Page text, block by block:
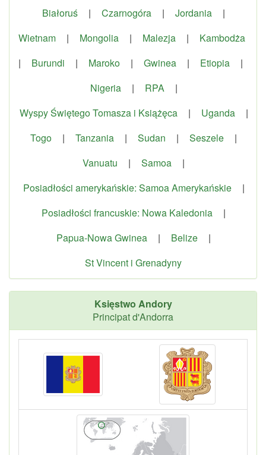
Białoruś
| Czarnogóra | Jordania
|
Wietnam
| Mongolia | Malezja |
Kambodża
|
Burundi | Maroko | Gwinea | Etiopia
|
Nigeria
| RPA
|
Wyspy Świętego Tomasza i Książęca
| Uganda
|
Togo
| Tanzania | Sudan | Seszele
|
Vanuatu
| Samoa
|
Posiadłości amerykańskie: Samoa Amerykańskie
|
Posiadłości francuskie: Nowa Kaledonia
|
Papua-Nowa Gwinea
| Belize
|
St Vincent i Grenadyny
Księstwo Andory
Principat d'Andorra